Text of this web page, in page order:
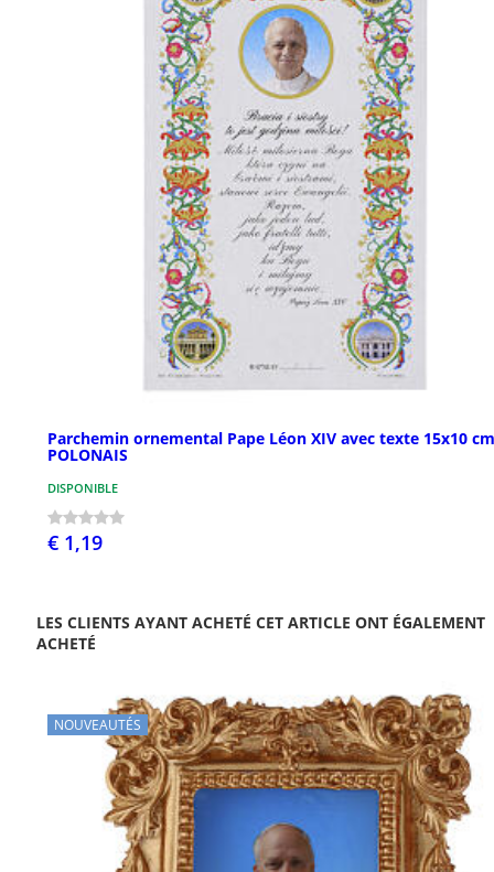
Parchemin ornemental Pape Léon XIV avec texte 15x10 cm
POLONAIS
DISPONIBLE
€ 1,19
LES CLIENTS AYANT ACHETÉ CET ARTICLE ONT ÉGALEMENT
ACHETÉ
NOUVEAUTÉS